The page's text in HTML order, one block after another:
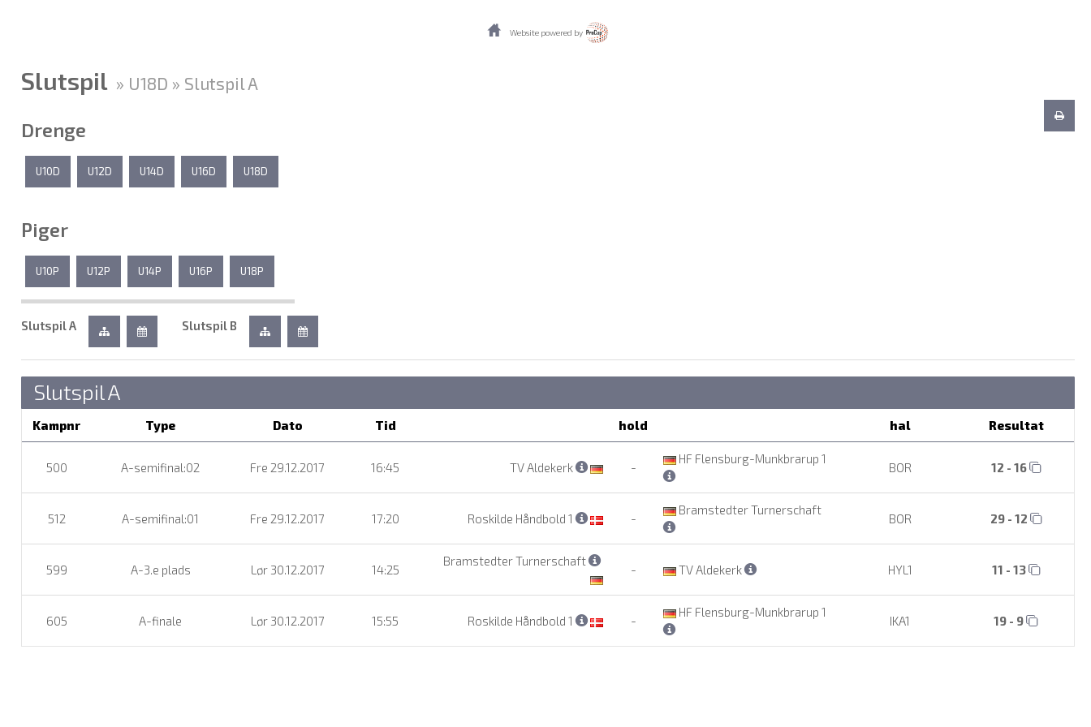
Website powered by
Slutspil » U18D » Slutspil A
Drenge
U10D U12D U14D U16D U18D
Piger
U10P U12P U14P U16P U18P
Slutspil A Slutspil B
Slutspil A
Kampnr Type Dato Tid hold hal Resultat
500 A-semifinal:02 Fre 29.12.2017 16:45 TV Aldekerk -
HF Flensburg-Munkbrarup 1
BOR 12 - 16
512 A-semifinal:01 Fre 29.12.2017 17:20 Roskilde Håndbold 1 -
Bramstedter Turnerschaft
BOR 29 - 12
599 A-3.e plads Lør 30.12.2017 14:25
Bramstedter Turnerschaft
- TV Aldekerk HYL1 11 - 13
605 A-finale Lør 30.12.2017 15:55 Roskilde Håndbold 1 -
HF Flensburg-Munkbrarup 1
IKA1 19 - 9